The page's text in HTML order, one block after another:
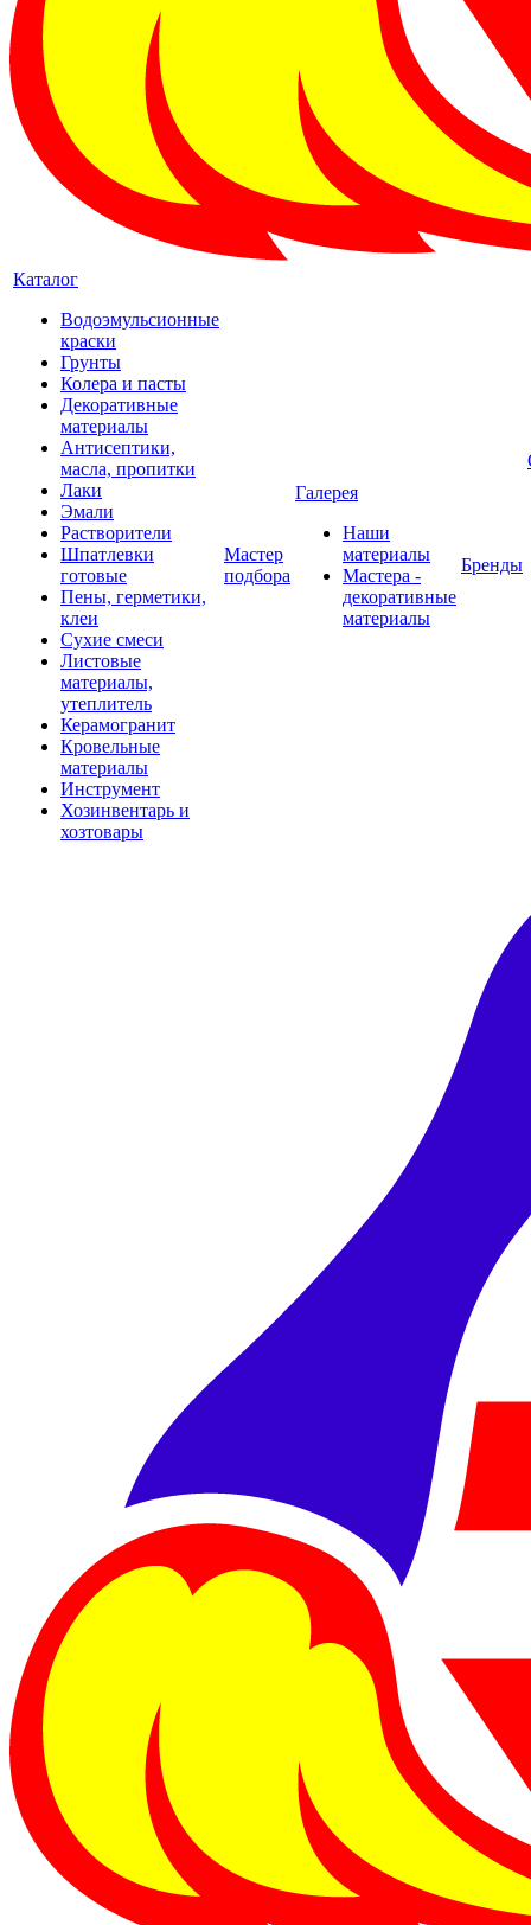
Каталог
Водоэмульсионные
краски
Грунты
Колера и пасты
Декоративные
материалы
Антисептики,
масла, пропитки
Лаки
Эмали
Растворители
Шпатлевки
готовые
Пены, герметики,
клеи
Сухие смеси
Листовые
материалы,
утеплитель
Керамогранит
Кровельные
материалы
Инструмент
Хозинвентарь и
хозтовары
Мастер
подбора
Галерея
Наши
материалы
Мастера -
декоративные
материалы
Бренды